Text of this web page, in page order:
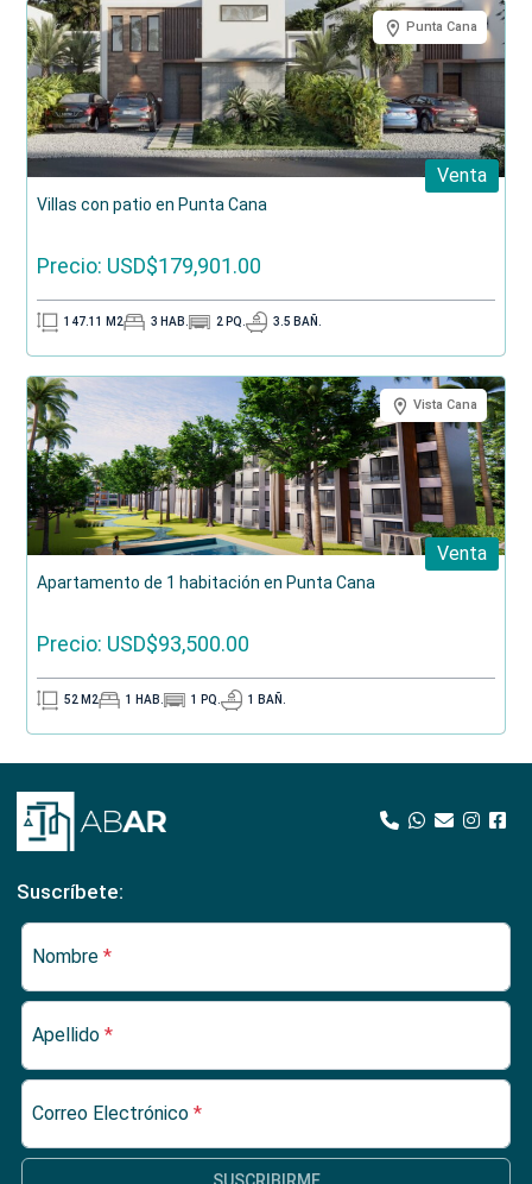
Punta Cana
Venta
Villas con patio en Punta Cana
Precio: USD$179,901.00
147.11 M2 3 HAB. 2 PQ. 3.5 BAÑ.
Vista Cana
Venta
Apartamento de 1 habitación en Punta Cana
Precio: USD$93,500.00
52 M2 1 HAB. 1 PQ. 1 BAÑ.
Suscríbete:
Nombre *
Apellido *
Correo Electrónico *